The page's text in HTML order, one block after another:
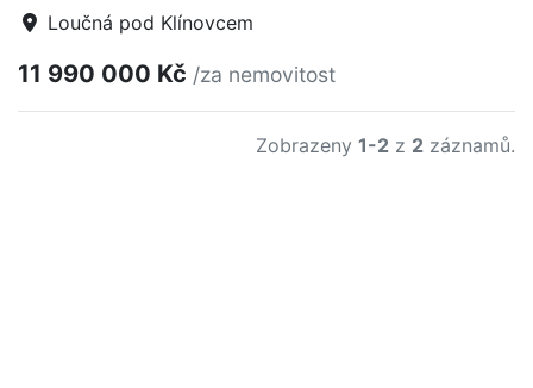
Loučná pod Klínovcem
11 990 000 Kč /za nemovitost
Zobrazeny 1-2 z 2 záznamů.